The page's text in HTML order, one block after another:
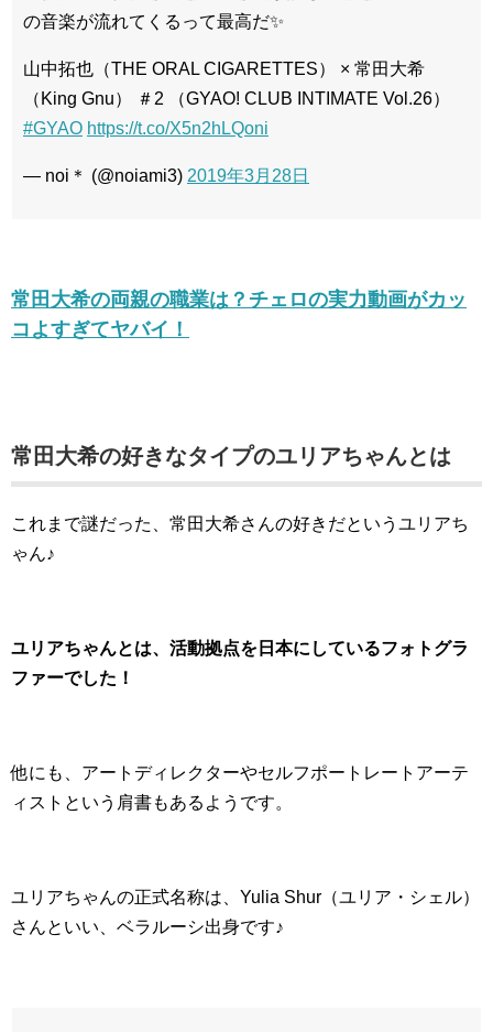
の音楽が流れてくるって最高だ✨
山中拓也（THE ORAL CIGARETTES） × 常田大希
（King Gnu） ＃2 （GYAO! CLUB INTIMATE Vol.26）
#GYAO https://t.co/X5n2hLQoni
— noi＊ (@noiami3) 2019年3月28日
常田大希の両親の職業は？チェロの実力動画がカッ
コよすぎてヤバイ！
常田大希の好きなタイプのユリアちゃんとは
これまで謎だった、常田大希さんの好きだというユリアち
ゃん♪
ユリアちゃんとは、活動拠点を日本にしているフォトグラ
ファーでした！
他にも、アートディレクターやセルフポートレートアーテ
ィストという肩書もあるようです。
ユリアちゃんの正式名称は、Yulia Shur（ユリア・シェル）
さんといい、ベラルーシ出身です♪